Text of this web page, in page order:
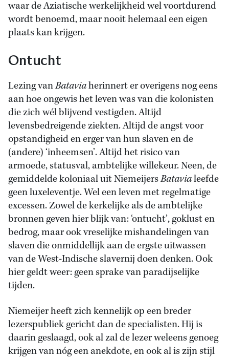
waar de Aziatische werkelijkheid wel voortdurend
wordt benoemd, maar nooit helemaal een eigen
plaats kan krijgen.
Ontucht
Lezing vanBataviaherinnert er overigens nog eens
aan hoe ongewis het leven was van die kolonisten
die zich wél blijvend vestigden. Altijd
levensbedreigende ziekten. Altijd de angst voor
opstandigheid en erger van hun slaven en de
(andere) ‘inheemsen’. Altijd het risico van
armoede, statusval, ambtelijke willekeur. Neen, de
gemiddelde koloniaal uit NiemeijersBatavialeefde
geen luxeleventje. Wel een leven met regelmatige
excessen. Zowel de kerkelijke als de ambtelijke
bronnen geven hier blijk van: ‘ontucht’, goklust en
bedrog, maar ook vreselijke mishandelingen van
slaven die onmiddellijk aan de ergste uitwassen
van de West-Indische slavernij doen denken. Ook
hier geldt weer: geen sprake van paradijselijke
tijden.
Niemeijer heeft zich kennelijk op een breder
lezerspubliek gericht dan de specialisten. Hij is
daarin geslaagd, ook al zal de lezer weleens genoeg
krijgen van nóg een anekdote, en ook al is zijn stijl